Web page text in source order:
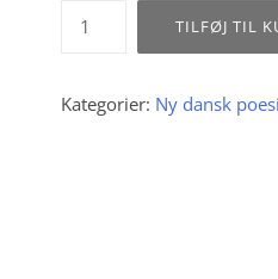
gid!
TILFØJ TIL
Kategorier: Ny dansk poesi